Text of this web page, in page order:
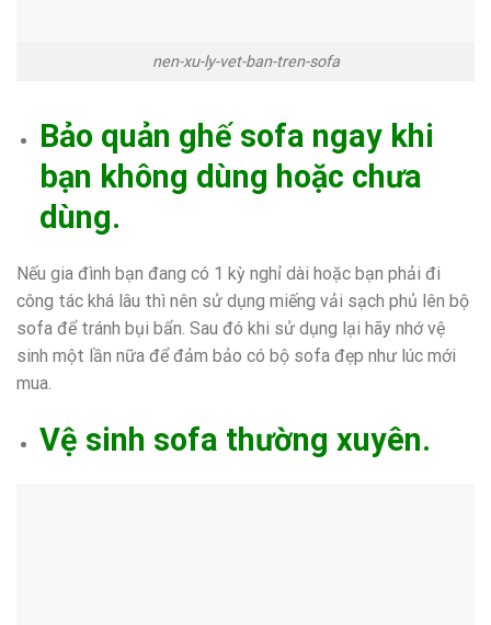
nen-xu-ly-vet-ban-tren-sofa
Bảo quản ghế sofa ngay khi
bạn không dùng hoặc chưa
dùng.
Nếu gia đình bạn đang có 1 kỳ nghỉ dài hoặc bạn phải đi
công tác khá lâu thì nên sử dụng miếng vải sạch phủ lên bộ
sofa để tránh bụi bẩn. Sau đó khi sử dụng lại hãy nhớ vệ
sinh một lần nữa để đảm bảo có bộ sofa đẹp như lúc mới
mua.
Vệ sinh sofa thường xuyên.